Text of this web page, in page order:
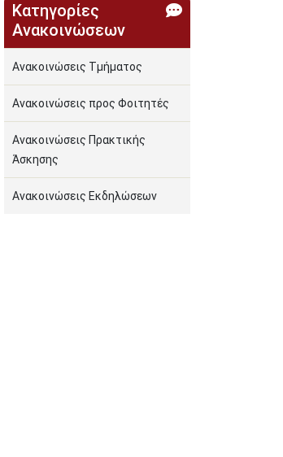
Κατηγορίες
Ανακοινώσεων
Ανακοινώσεις Τμήματος
Ανακοινώσεις προς Φοιτητές
Ανακοινώσεις Πρακτικής
Άσκησης
Ανακοινώσεις Εκδηλώσεων